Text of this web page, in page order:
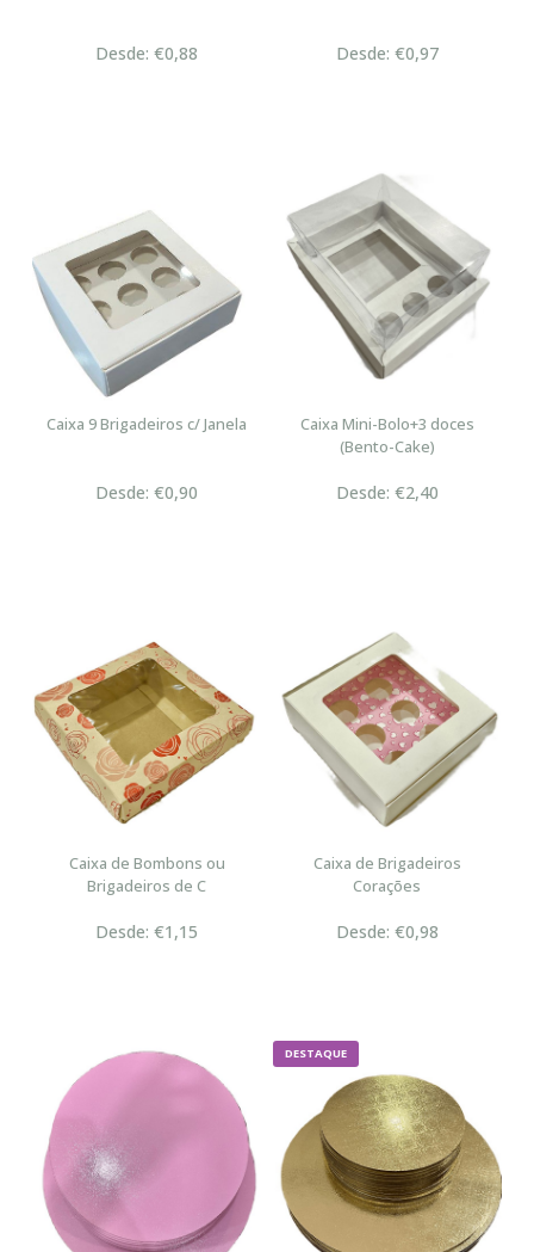
Desde: €0,88 Desde: €0,97
Caixa 9 Brigadeiros c/ Janela
Desde: €0,90
Caixa Mini-Bolo+3 doces
(Bento-Cake)
Desde: €2,40
Caixa de Bombons ou
Brigadeiros de C
Desde: €1,15
Caixa de Brigadeiros
Corações
Desde: €0,98
DESTAQUE